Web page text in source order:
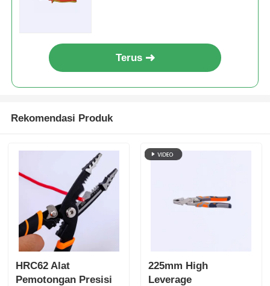
Penghematan tenaga kerja
Terus
Rekomendasi Produk
HRC62 Alat
Pemotongan Presisi
225mm High
Leverage